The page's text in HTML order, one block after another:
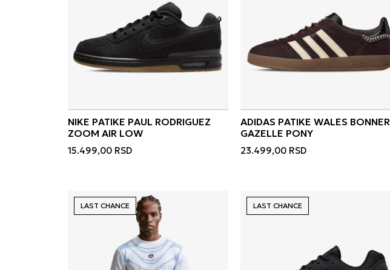
NIKE PATIKE PAUL RODRIGUEZ
ZOOM AIR LOW
15.499,00 RSD
ADIDAS PATIKE WALES BONNER
GAZELLE PONY
23.499,00 RSD
LAST CHANCE LAST CHANCE